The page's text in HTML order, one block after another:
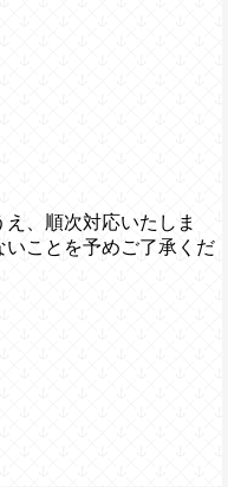
、順次対応いたしま
ことを予めご了承くだ